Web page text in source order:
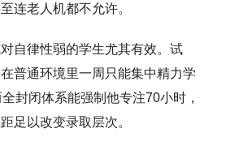
连老人机都不允许。
自律性弱的学生尤其有效。试
普通环境里一周只能集中精力学
封闭体系能强制他专注70小时，
足以改变录取层次。